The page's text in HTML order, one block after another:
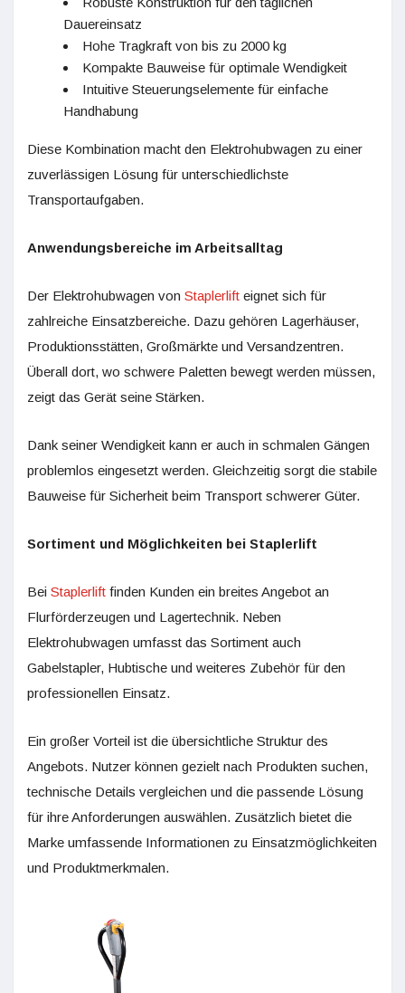
Dauereinsatz
Hohe Tragkraft von bis zu 2000 kg
Kompakte Bauweise für optimale Wendigkeit
Intuitive Steuerungselemente für einfache
Handhabung
Diese Kombination macht den Elektrohubwagen zu einer
zuverlässigen Lösung für unterschiedlichste
Transportaufgaben.
Anwendungsbereiche im Arbeitsalltag
Der Elektrohubwagen von Staplerlift eignet sich für
zahlreiche Einsatzbereiche. Dazu gehören Lagerhäuser,
Produktionsstätten, Großmärkte und Versandzentren.
Überall dort, wo schwere Paletten bewegt werden müssen,
zeigt das Gerät seine Stärken.
Dank seiner Wendigkeit kann er auch in schmalen Gängen
problemlos eingesetzt werden. Gleichzeitig sorgt die stabile
Bauweise für Sicherheit beim Transport schwerer Güter.
Sortiment und Möglichkeiten bei Staplerlift
Bei Staplerlift finden Kunden ein breites Angebot an
Flurförderzeugen und Lagertechnik. Neben
Elektrohubwagen umfasst das Sortiment auch
Gabelstapler, Hubtische und weiteres Zubehör für den
professionellen Einsatz.
Ein großer Vorteil ist die übersichtliche Struktur des
Angebots. Nutzer können gezielt nach Produkten suchen,
technische Details vergleichen und die passende Lösung
für ihre Anforderungen auswählen. Zusätzlich bietet die
Marke umfassende Informationen zu Einsatzmöglichkeiten
und Produktmerkmalen.